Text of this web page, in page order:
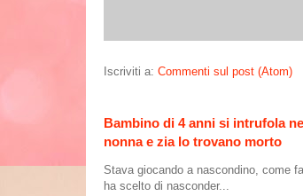
Iscriviti a: Commenti sul post (Atom)
Bambino di 4 anni si intrufola
nonna e zia lo trovano morto
Stava giocando a nascondino, come
ha scelto di nasconder...